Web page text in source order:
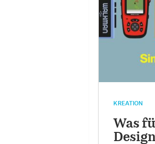
KREATION
Was